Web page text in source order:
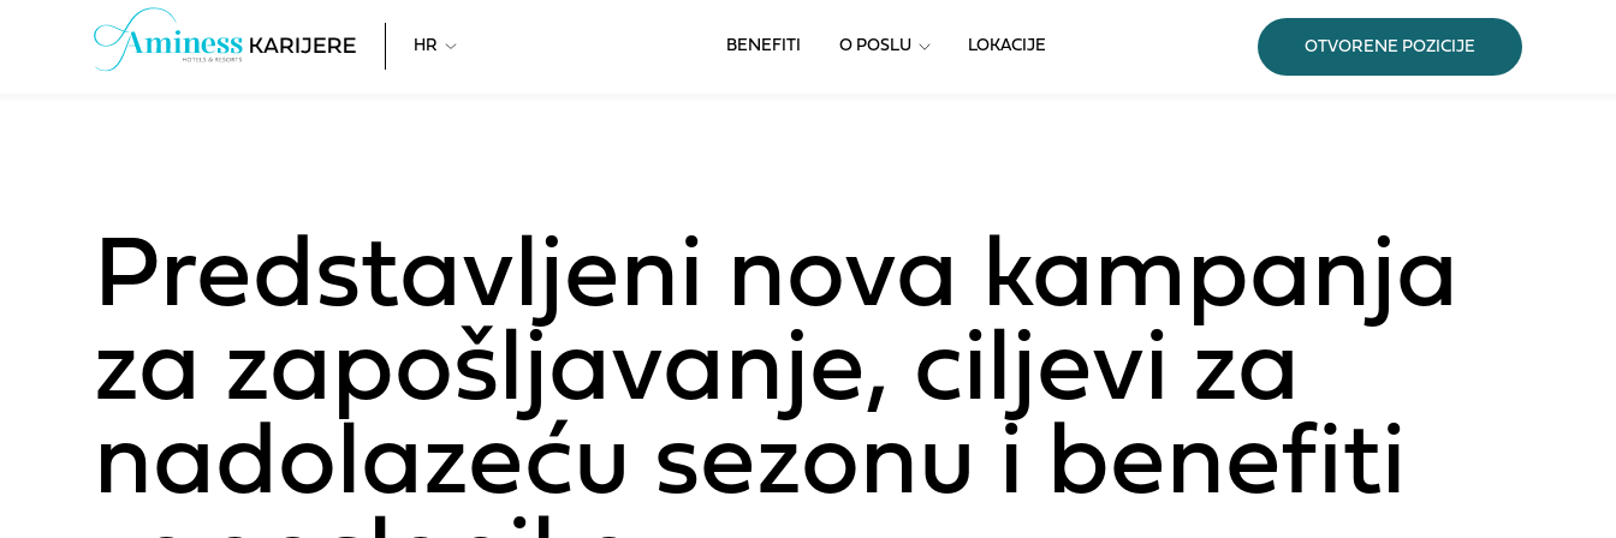
HR BENEFITI O POSLU LOKACIJE OTVORENE POZICIJE
Predstavljeni nova kampanja
za zapošljavanje, ciljevi za
nadolazeću sezonu i benefiti